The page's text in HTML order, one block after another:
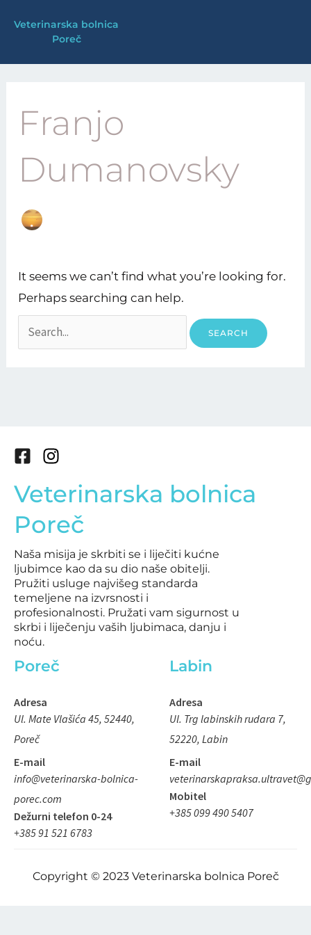
Veterinarska bolnica
Poreč
Franjo
Dumanovsky
It seems we can’t find what you’re looking for.
Perhaps searching can help.
F
c
e
b
o
k
-
s
q
u
a
e
I
s
t
a
r
a
m
Veterinarska bolnica
Poreč
Naša misija je skrbiti se i liječiti kućne
ljubimce kao da su dio naše obitelji.
Pružiti usluge najvišeg standarda
temeljene na izvrsnosti i
profesionalnosti. Pružati vam sigurnost u
skrbi i liječenju vaših ljubimaca, danju i
noću.
Poreč
Adresa
Ul. Mate Vlašića 45, 52440,
Poreč
E-mail
info@veterinarska-bolnica-
porec.com
Dežurni telefon 0-24
+385 91 521 6783
Labin
Adresa
Ul. Trg labinskih rudara 7,
52220, Labin
E-mail
Mobitel
+385 099 490 5407
Copyright © 2023 Veterinarska bolnica Poreč